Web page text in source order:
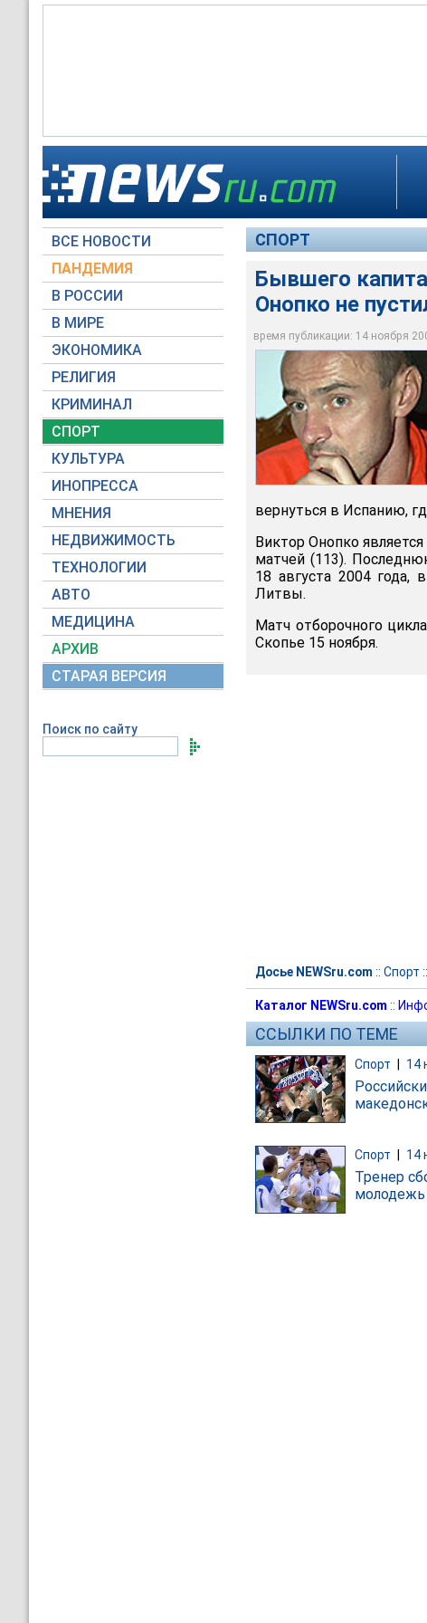
ВСЕ НОВОСТИ
ПАНДЕМИЯ
В РОССИИ
В МИРЕ
ЭКОНОМИКА
РЕЛИГИЯ
КРИМИНАЛ
СПОРТ
КУЛЬТУРА
ИНОПРЕССА
МНЕНИЯ
НЕДВИЖИМОСТЬ
ТЕХНОЛОГИИ
АВТО
МЕДИЦИНА
АРХИВ
СТАРАЯ ВЕРСИЯ
Поиск по сайту
СПОРТ
Бывшего
Онопко не
время публикации: 14 ноября
Бывшего капитана
Македонию
Московский
вернуться в Испанию,
Виктор Онопко
матчей (113).
18 августа 2004 года,
Литвы.
Матч отборочного
Скопье 15 ноября.
Досье NEWSru.com :: Спорт ::
Каталог NEWSru.com ::
ССЫЛКИ ПО ТЕМЕ
Спорт 14
Спорт 14
Тренер
молодежь